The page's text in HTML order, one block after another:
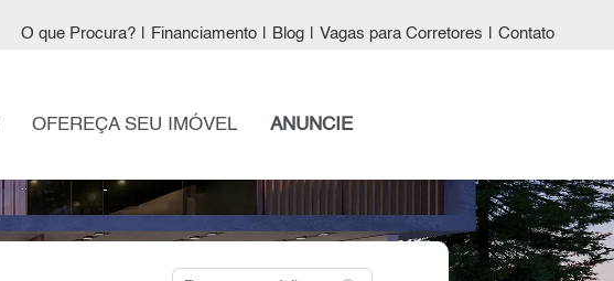
O que Procura? Financiamento Blog Vagas para Corretores Contato
OFEREÇA SEU IMÓVEL ANUNCIE